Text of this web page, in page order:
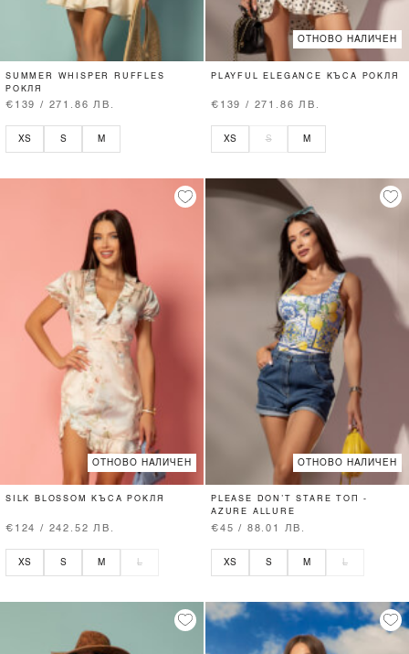
SUMMER WHISPER RUFFLES
РОКЛЯ
€139 / 271.86 ЛВ.
XS S M
ОТНОВО НАЛИЧЕН
PLAYFUL ELEGANCE КЪСА РОКЛЯ
€139 / 271.86 ЛВ.
XS S M
ОТНОВО НАЛИЧЕН
SILK BLOSSOM КЪСА РОКЛЯ
€124 / 242.52 ЛВ.
XS S M L
ОТНОВО НАЛИЧЕН
PLEASE DON’T STARE ТОП -
AZURE ALLURE
€45 / 88.01 ЛВ.
XS S M L